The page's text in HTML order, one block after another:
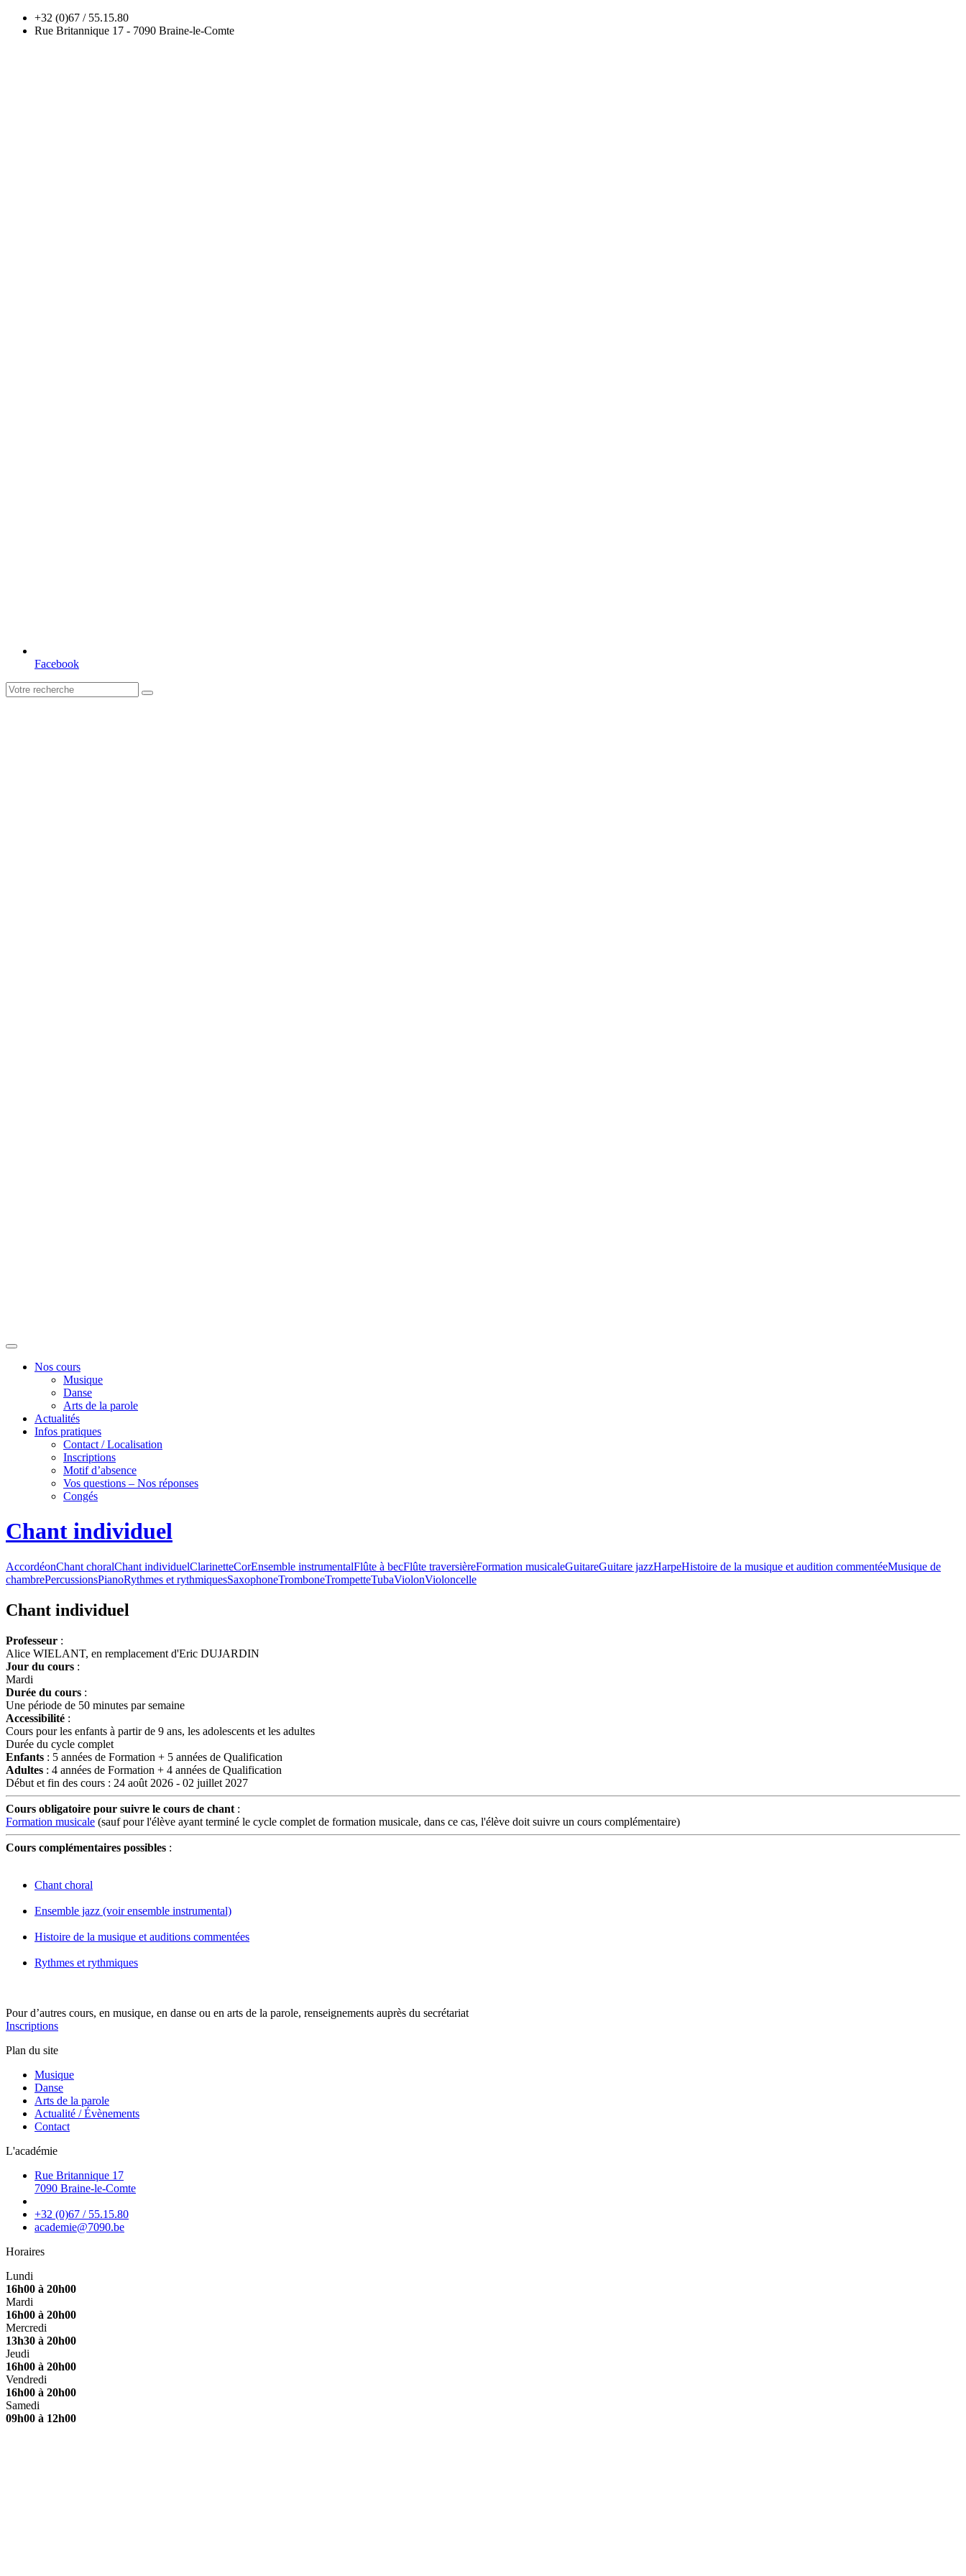
+32 (0)67 / 55.15.80
Rue Britannique 17 - 7090 Braine-le-Comte
Facebook
Nos cours
Musique
Danse
Arts de la parole
Actualités
Infos pratiques
Contact / Localisation
Inscriptions
Motif d’absence
Vos questions – Nos réponses
Congés
Chant individuel
AccordéonChant choralChant individuelClarinetteCorEnsemble instrumentalFlûte à becFlûte traversièreFormation musicaleGuitareGuitare jazzHarpeHistoire de la musique et audition commentéeMusique de
chambrePercussionsPianoRythmes et rythmiquesSaxophoneTromboneTrompetteTubaViolonVioloncelle
Chant individuel
Professeur :
Alice WIELANT, en remplacement d'Eric DUJARDIN
Jour du cours :
Mardi
Durée du cours :
Une période de 50 minutes par semaine
Accessibilité :
Cours pour les enfants à partir de 9 ans, les adolescents et les adultes
Durée du cycle complet
Enfants : 5 années de Formation + 5 années de Qualification
Adultes : 4 années de Formation + 4 années de Qualification
Début et fin des cours : 24 août 2026 - 02 juillet 2027
Cours obligatoire pour suivre le cours de chant :
Formation musicale (sauf pour l'élève ayant terminé le cycle complet de formation musicale, dans ce cas, l'élève doit suivre un cours complémentaire)
Cours complémentaires possibles :
Chant choral
Ensemble jazz (voir ensemble instrumental)
Histoire de la musique et auditions commentées
Rythmes et rythmiques
Pour d’autres cours, en musique, en danse ou en arts de la parole, renseignements auprès du secrétariat
Inscriptions
Plan du site
Musique
Danse
Arts de la parole
Actualité / Évènements
Contact
L'académie
Rue Britannique 17
7090 Braine-le-Comte
+32 (0)67 / 55.15.80
academie@7090.be
Horaires
Lundi
16h00 à 20h00
Mardi
16h00 à 20h00
Mercredi
13h30 à 20h00
Jeudi
16h00 à 20h00
Vendredi
16h00 à 20h00
Samedi
09h00 à 12h00